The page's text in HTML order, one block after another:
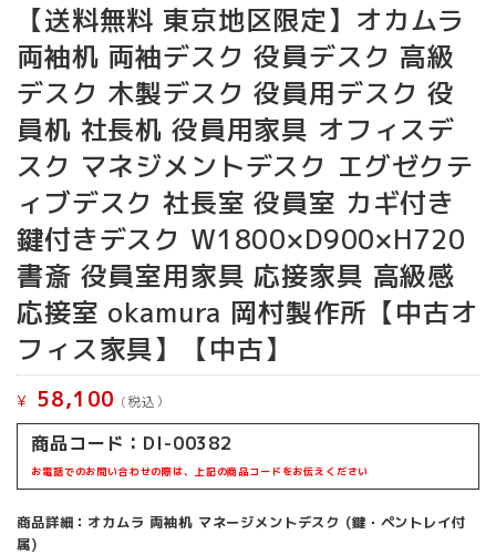
【送料無料 東京地区限定】オカムラ
両袖机 両袖デスク 役員デスク 高級
デスク 木製デスク 役員用デスク 役
員机 社長机 役員用家具 オフィスデ
スク マネジメントデスク エグゼクテ
ィブデスク 社長室 役員室 カギ付き
鍵付きデスク W1800×D900×H720
書斎 役員室用家具 応接家具 高級感
応接室 okamura 岡村製作所【中古オ
フィス家具】【中古】
¥ 58,100 (税込）
商品コード：DI-00382
お電話でのお問い合わせの際は、上記の商品コードをお伝えください
商品詳細：オカムラ 両袖机 マネージメントデスク (鍵・ペントレイ付
属)